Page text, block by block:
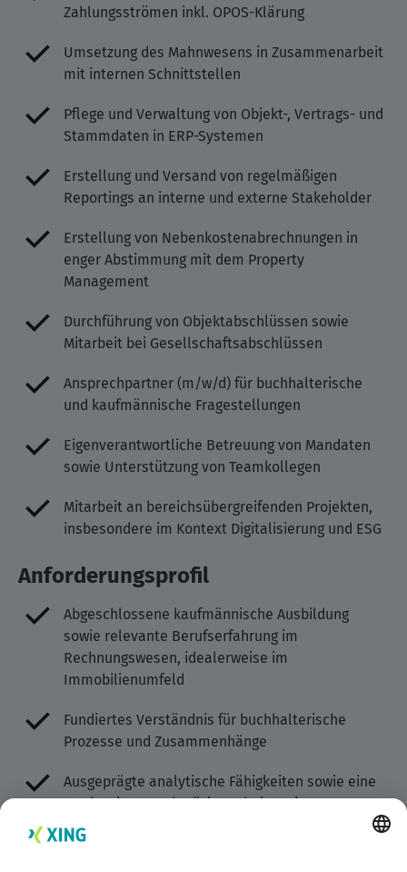
Zahlungsströmen inkl. OPOS-Klärung
Umsetzung des Mahnwesens in Zusammenarbeit
mit internen Schnittstellen
Pflege und Verwaltung von Objekt-, Vertrags- und
Stammdaten in ERP-Systemen
Erstellung und Versand von regelmäßigen
Reportings an interne und externe Stakeholder
Erstellung von Nebenkostenabrechnungen in
enger Abstimmung mit dem Property
Management
Durchführung von Objektabschlüssen sowie
Mitarbeit bei Gesellschaftsabschlüssen
Ansprechpartner (m/w/d) für buchhalterische
und kaufmännische Fragestellungen
Eigenverantwortliche Betreuung von Mandaten
sowie Unterstützung von Teamkollegen
Mitarbeit an bereichsübergreifenden Projekten,
insbesondere im Kontext Digitalisierung und ESG
Anforderungsprofil
Abgeschlossene kaufmännische Ausbildung
sowie relevante Berufserfahrung im
Rechnungswesen, idealerweise im
Immobilienumfeld
Fundiertes Verständnis für buchhalterische
Prozesse und Zusammenhänge
Ausgeprägte analytische Fähigkeiten sowie eine
strukturierte und präzise Arbeitsweise
Hohe Eigenverantwortung, Zuverlässigkeit und